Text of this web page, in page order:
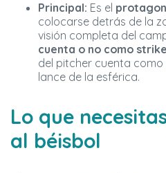
Principal: Es el
colocarse detrás de la
visión completa del
cuenta o no como strike
del pitcher cuenta como
lance de la esférica.
Lo que
al béisbol